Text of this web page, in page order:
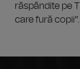
răspândite pe
care fură copii”.